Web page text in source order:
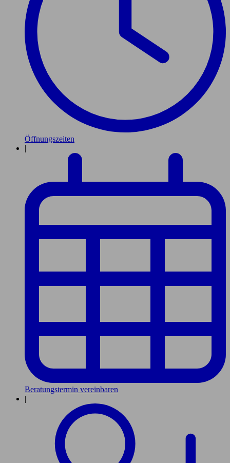
Öffnungszeiten
|
Beratungstermin vereinbaren
|